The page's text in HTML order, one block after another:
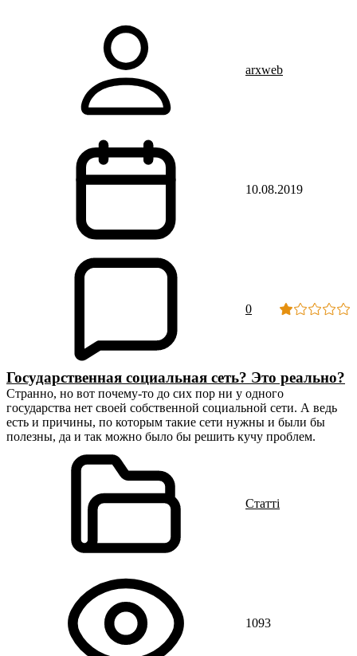
arxweb
10.08.2019
0
Государственная социальная сеть? Это реально?
Странно, но вот почему-то до сих пор ни у одного
государства нет своей собственной социальной сети. А ведь
есть и причины, по которым такие сети нужны и были бы
полезны, да и так можно было бы решить кучу проблем.
Статті
1093